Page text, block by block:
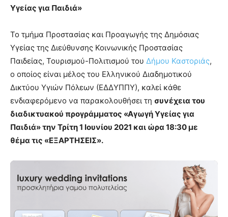
Υγείας για Παιδιά»
Το τμήμα Προστασίας και Προαγωγής της Δημόσιας
Υγείας της Διεύθυνσης Κοινωνικής Προστασίας
Παιδείας, Τουρισμού-Πολιτισμού του Δήμου Καστοριάς,
ο οποίος είναι μέλος του Ελληνικού Διαδημοτικού
Δικτύου Υγιών Πόλεων (ΕΔΔΥΠΠΥ), καλεί κάθε
ενδιαφερόμενο να παρακολουθήσει τη συνέχεια του
διαδικτυακού προγράμματος «Αγωγή Υγείας για
Παιδιά» την Τρίτη 1 Ιουνίου 2021 και ώρα 18:30 με
θέμα τις «ΕΞΑΡΤΗΣΕΙΣ».